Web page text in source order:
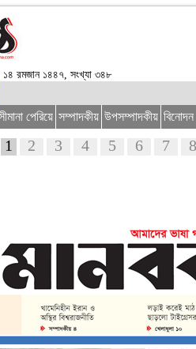
১৪ রমজান ১৪৪৭, সংখ্যা ৩৪৮
পেরিয়ে সম্পাদকীয় উপসম্পাদকীয় বিনোদন
1 2 3 4 5 6 7 8